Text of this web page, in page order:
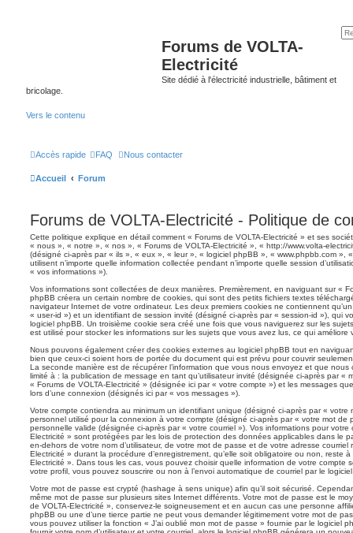
Forums de VOLTA-
Electricité
Site dédié à l'électricité industrielle, bâtiment et
bricolage.
Vers le contenu
Accès rapide FAQ Nous contacter
Accueil Forum
Forums de VOLTA-Electricité - Politique de
Cette politique explique en détail comment « Forums de VOLTA-Electricité » et ses
« nous », « notre », « nos », « Forums de VOLTA-Electricité », « http://www.volta-
(désigné ci-après par « ils », « eux », « leur », « logiciel phpBB », « www.phpbb.com »,
utilisent n’importe quelle information collectée pendant n’importe quelle session
« vos informations »).
Vos informations sont collectées de deux manières. Premièrement, en naviguant sur «
phpBB créera un certain nombre de cookies, qui sont des petits fichiers textes
navigateur Internet de votre ordinateur. Les deux premiers cookies ne contiennent
« user-id ») et un identifiant de session invité (désigné ci-après par « session-id »), qui
logiciel phpBB. Un troisième cookie sera créé une fois que vous naviguerez sur les
est utilisé pour stocker les informations sur les sujets que vous avez lus, ce qui améliore
Nous pouvons également créer des cookies externes au logiciel phpBB tout en
bien que ceux-ci soient hors de portée du document qui est prévu pour couvrir
La seconde manière est de récupérer l’information que vous nous envoyez et que nous
limité à : la publication de message en tant qu’utilisateur invité (désignée ci-après par «
« Forums de VOLTA-Electricité » (désignée ici par « votre compte ») et les messages
lors d’une connexion (désignés ici par « vos messages »).
Votre compte contiendra au minimum un identifiant unique (désigné ci-après par « votre
personnel utilisé pour la connexion à votre compte (désigné ci-après par « votre mot de
personnelle valide (désignée ci-après par « votre courriel »). Vos informations pour votre
Electricité » sont protégées par les lois de protection des données applicables dans le
en-dehors de votre nom d’utilisateur, de votre mot de passe et de votre adresse courriel
Electricité » durant la procédure d’enregistrement, qu’elle soit obligatoire ou non, reste
Electricité ». Dans tous les cas, vous pouvez choisir quelle information de votre compte
votre profil, vous pouvez souscrire ou non à l’envoi automatique de courriel par le
Votre mot de passe est crypté (hashage à sens unique) afin qu’il soit sécurisé.
même mot de passe sur plusieurs sites Internet différents. Votre mot de passe est le
de VOLTA-Electricité », conservez-le soigneusement et en aucun cas une personne
phpBB ou une d’une tierce partie ne peut vous demander légitimement votre mot de
vous pouvez utiliser la fonction « J’ai oublié mon mot de passe » fournie par le logiciel